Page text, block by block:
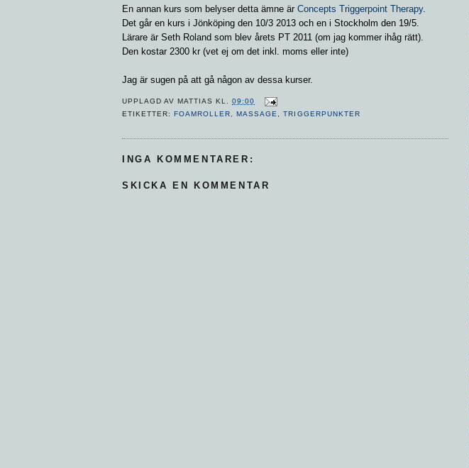
En annan kurs som belyser detta ämne är Concepts Triggerpoint Therapy.
Det går en kurs i Jönköping den 10/3 2013 och en i Stockholm den 19/5.
Lärare är Seth Roland som blev årets PT 2011 (om jag kommer ihåg rätt).
Den kostar 2300 kr (vet ej om det inkl. moms eller inte)
Jag är sugen på att gå någon av dessa kurser.
UPPLAGD AVMATTIAS KL.09:00
ETIKETTER:FOAMROLLER ,MASSAGE ,TRIGGERPUNKTER
INGA KOMMENTARER:
SKICKA EN KOMMENTAR